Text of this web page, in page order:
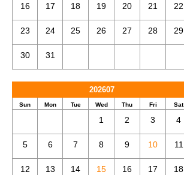
16 17 18 19 20 21 22
23 24 25 26 27 28 29
30 31
202607
Sun Mon Tue Wed Thu Fri Sat
1 2 3 4
5 6 7 8 9 10 11
12 13 14 15 16 17 18